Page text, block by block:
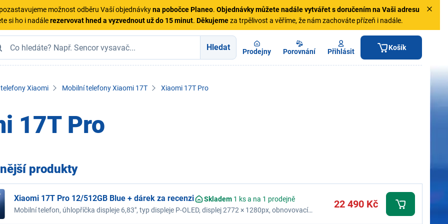
možnost odběru Vaší objednávkyna pobočce Planeo. Objednávkymůžete nadále vytvářet s doručením na Vaši adresu
si ho i nadálerezervovat hned a vyzvednout už do 15 minut. Děkujemeza trpělivost a věříme, že nám zachováte přízeň i nadále.
Hledat Prodejny Porovnání Přihlásit Košík
Xiaomi Mobilní telefony Xiaomi 17T Xiaomi 17T Pro
17T Pro
produkty
Xiaomi 17T Pro 12/512GB Blue + dárek za recenzi Skladem 1 ks a na 1 prodejně
Mobilní telefon, úhlopříčka displeje 6,83", typ displeje P-OLED, displej 2772 × 1280px, obnovovací
22 490 Kč